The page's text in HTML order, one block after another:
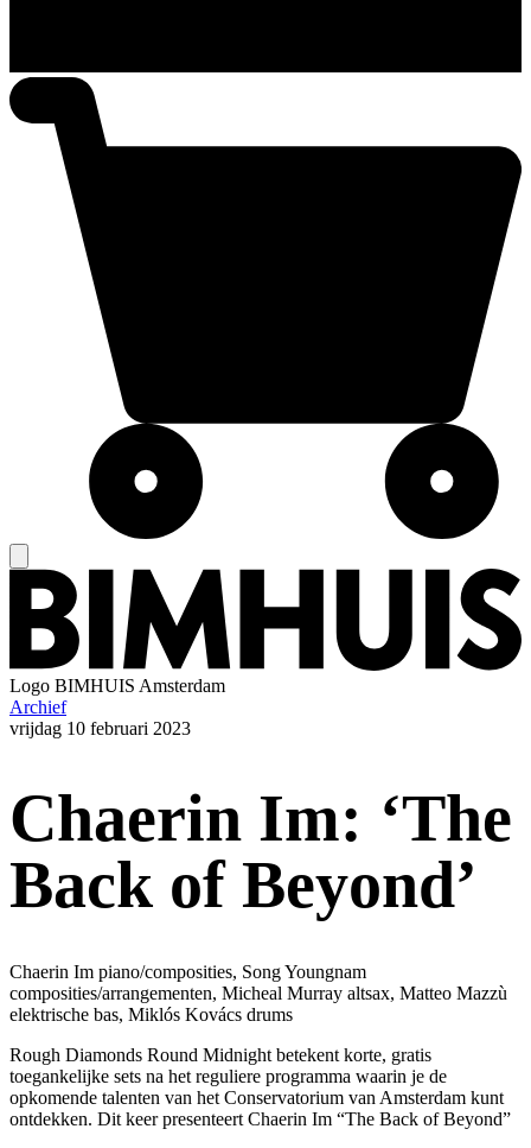
Logo BIMHUIS Amsterdam
Archief
vrijdag 10 februari 2023
Chaerin Im: ‘The
Back of Beyond’
Chaerin Im piano/composities, Song Youngnam
composities/arrangementen, Micheal Murray altsax, Matteo Mazzù
elektrische bas, Miklós Kovács drums
Rough Diamonds Round Midnight betekent korte, gratis
toegankelijke sets na het reguliere programma waarin je de
opkomende talenten van het Conservatorium van Amsterdam kunt
ontdekken. Dit keer presenteert Chaerin Im “The Back of Beyond”